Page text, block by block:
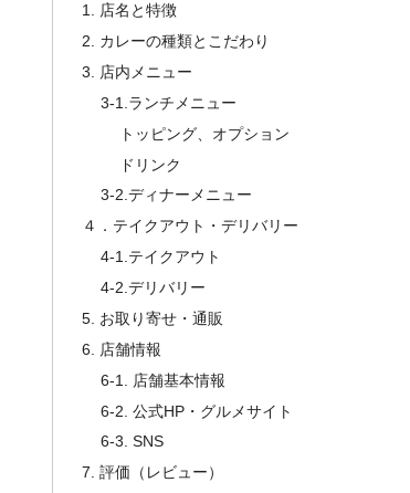
1. 店名と特徴
2. カレーの種類とこだわり
3. 店内メニュー
3-1.ランチメニュー
トッピング、オプション
ドリンク
3-2.ディナーメニュー
４．テイクアウト・デリバリー
4-1.テイクアウト
4-2.デリバリー
5. お取り寄せ・通販
6. 店舗情報
6-1. 店舗基本情報
6-2. 公式HP・グルメサイト
6-3. SNS
7. 評価（レビュー）